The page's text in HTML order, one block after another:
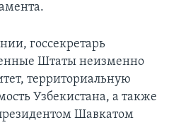
госсекретарь
Штаты неизменно
территориальную
Узбекистана, а также
Шавкатом